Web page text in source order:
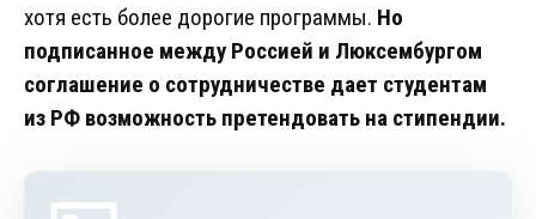
хотя есть более дорогие программы. Но
подписанное между Россией и Люксембургом
соглашение о сотрудничестве дает студентам
из РФ возможность претендовать на стипендии.